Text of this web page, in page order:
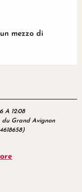
mezzo di
A 12:08
du Grand Avignon
4618658)